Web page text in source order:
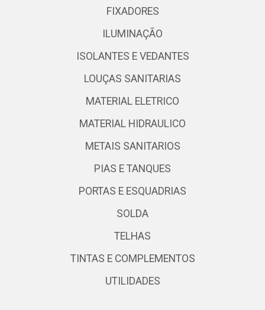
FIXADORES
ILUMINAÇÃO
ISOLANTES E VEDANTES
LOUÇAS SANITARIAS
MATERIAL ELETRICO
MATERIAL HIDRAULICO
METAIS SANITARIOS
PIAS E TANQUES
PORTAS E ESQUADRIAS
SOLDA
TELHAS
TINTAS E COMPLEMENTOS
UTILIDADES